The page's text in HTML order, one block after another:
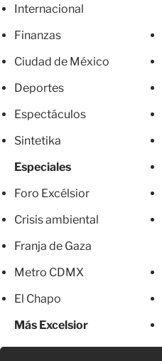
Internacional
Finanzas
Ciudad de México
Deportes
Espectáculos
Sintetika
Especiales
Foro Excélsior
Crisis ambiental
Franja de Gaza
Metro CDMX
El Chapo
Más Excelsior